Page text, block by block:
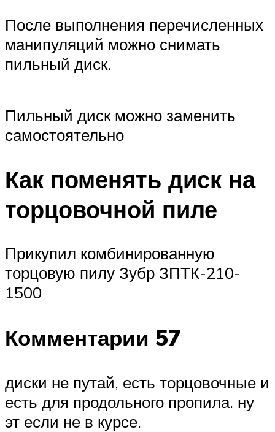
После выполнения перечисленных
манипуляций можно снимать
пильный диск.
Пильный диск можно заменить
самостоятельно
Как поменять диск на
торцовочной пиле
Прикупил комбинированную
торцовую пилу Зубр ЗПТК-210-
1500
Комментарии 57
диски не путай, есть торцовочные и
есть для продольного пропила. ну
эт если не в курсе.